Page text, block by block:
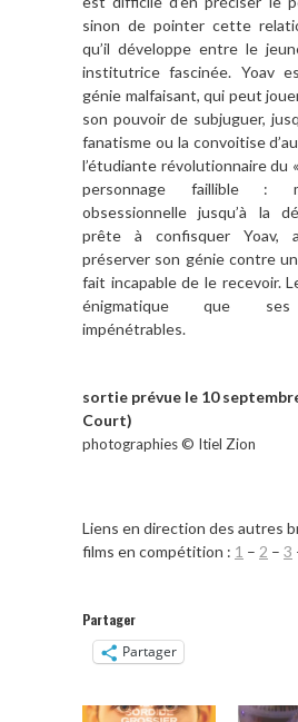
sinon de pointer cette
qu’il développe entre le
institutrice fascinée. Yoav
génie malfaisant, qui peut
son pouvoir de subjuguer,
fanatisme ou la convoitise
l’étudiante révolutionnaire du
personnage faillible :
obsessionnelle jusqu’à la
prête à confisquer Yoav,
préserver son génie contre
fait incapable de le recevoir.
énigmatique que ses
impénétrables.
sortie prévue le 10
Court)
photographies © Itiel Zion
Liens en direction des autres
films en compétition : 1 – 2 – 3
Partager
Partager